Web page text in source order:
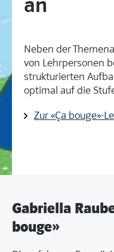
Neben der
von Lehrpersonen
strukturierten
optimal auf die
Zur «Ça bouge»-
Gabriella
bouge»